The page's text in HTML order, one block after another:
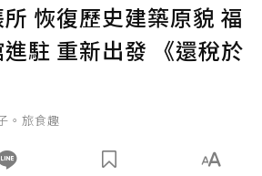
恢復歷史建築原貌 福
駐 重新出發 《還稅於
。旅食趣